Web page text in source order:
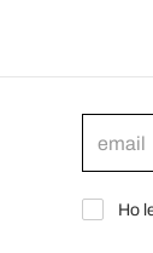
Ho